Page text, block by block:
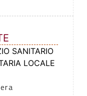
SANITARIO
LOCALE